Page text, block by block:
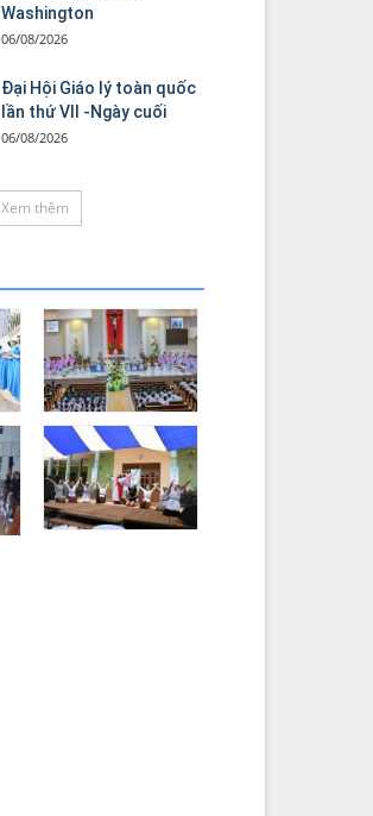
Washington
06/08/2026
Đại Hội Giáo lý toàn quốc
lần thứ VII -Ngày cuối
06/08/2026
Xem thêm